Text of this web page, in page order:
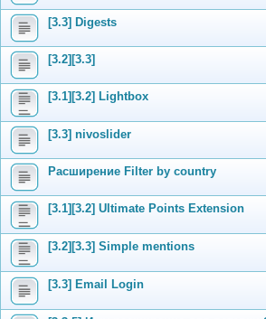
[3.3] Digests
[3.2][3.3]
[3.1][3.2] Lightbox
[3.3] nivoslider
Расширение Filter by country
[3.1][3.2] Ultimate Points Extension
[3.2][3.3] Simple mentions
[3.3] Email Login